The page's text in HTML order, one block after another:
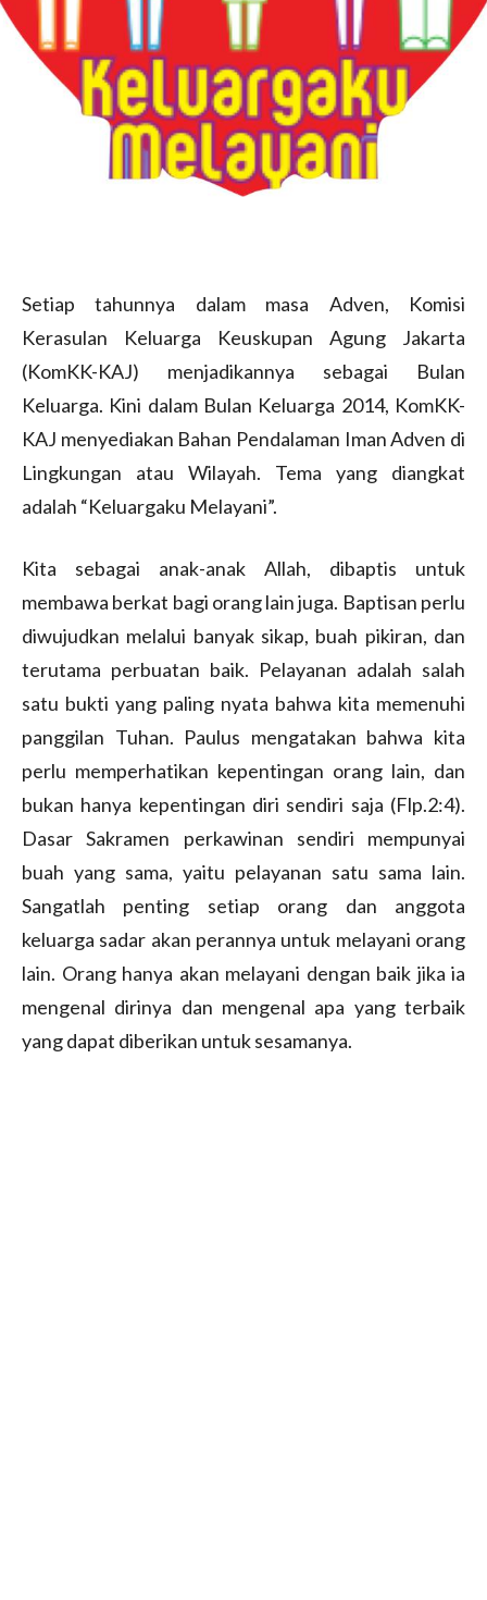
Setiap tahunnya dalam masa Adven, Komisi
Kerasulan Keluarga Keuskupan Agung Jakarta
(KomKK-KAJ) menjadikannya sebagai Bulan
Keluarga. Kini dalam Bulan Keluarga 2014, KomKK-
KAJ menyediakan Bahan Pendalaman Iman Adven di
Lingkungan atau Wilayah. Tema yang diangkat
adalah “Keluargaku Melayani”.
Kita sebagai anak-anak Allah, dibaptis untuk
membawa berkat bagi orang lain juga. Baptisan perlu
diwujudkan melalui banyak sikap, buah pikiran, dan
terutama perbuatan baik. Pelayanan adalah salah
satu bukti yang paling nyata bahwa kita memenuhi
panggilan Tuhan. Paulus mengatakan bahwa kita
perlu memperhatikan kepentingan orang lain, dan
bukan hanya kepentingan diri sendiri saja (Flp.2:4).
Dasar Sakramen perkawinan sendiri mempunyai
buah yang sama, yaitu pelayanan satu sama lain.
Sangatlah penting setiap orang dan anggota
keluarga sadar akan perannya untuk melayani orang
lain. Orang hanya akan melayani dengan baik jika ia
mengenal dirinya dan mengenal apa yang terbaik
yang dapat diberikan untuk sesamanya.